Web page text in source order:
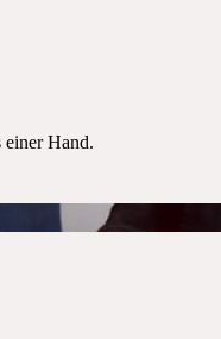
einer Hand.